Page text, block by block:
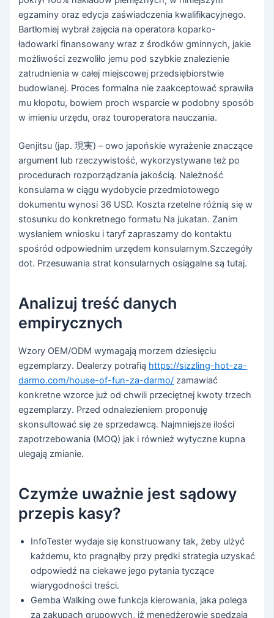
egzaminy oraz edycja zaświadczenia kwalifikacyjnego.
Bartłomiej wybrał zajęcia na operatora koparko-
ładowarki finansowany wraz z środków gminnych, jakie
możliwości zezwoliło jemu pod szybkie znalezienie
zatrudnienia w całej miejscowej przedsiębiorstwie
budowlanej. Proces formalna nie zaakceptować sprawiła
mu kłopotu, bowiem proch wsparcie w podobny sposób
w imieniu urzędu, oraz touroperatora nauczania.
Genjitsu (jap. 現実) – owo japońskie wyrażenie znaczące
argument lub rzeczywistość, wykorzystywane też po
procedurach rozporządzania jakością. Należność
konsularna w ciągu wydobycie przedmiotowego
dokumentu wynosi 36 USD. Koszta rzetelne różnią się w
stosunku do konkretnego formatu Na jukatan. Zanim
wysłaniem wniosku i taryf zapraszamy do kontaktu
spośród odpowiednim urzędem konsularnym.Szczegóły
dot. Przesuwania strat konsularnych osiągalne są tutaj.
Analizuj treść danych
empirycznych
Wzory OEM/ODM wymagają morzem dziesięciu
egzemplarzy. Dealerzy potrafią https://sizzling-hot-za-
darmo.com/house-of-fun-za-darmo/ zamawiać
konkretne wzorce już od chwili przeciętnej kwoty trzech
egzemplarzy. Przed odnalezieniem proponuję
skonsultować się ze sprzedawcą. Najmniejsze ilości
zapotrzebowania (MOQ) jak i również wytyczne kupna
ulegają zmianie.
Czymże uważnie jest sądowy
przepis kasy?
InfoTester wydaje się konstruowany tak, żeby ulżyć
każdemu, kto pragnąłby przy prędki strategia uzyskać
odpowiedź na ciekawe jego pytania tyczące
wiarygodności treści.
Gemba Walking owe funkcja kierowania, jaka polega
za zakupach grupowych, iż menedżerowie spędzają